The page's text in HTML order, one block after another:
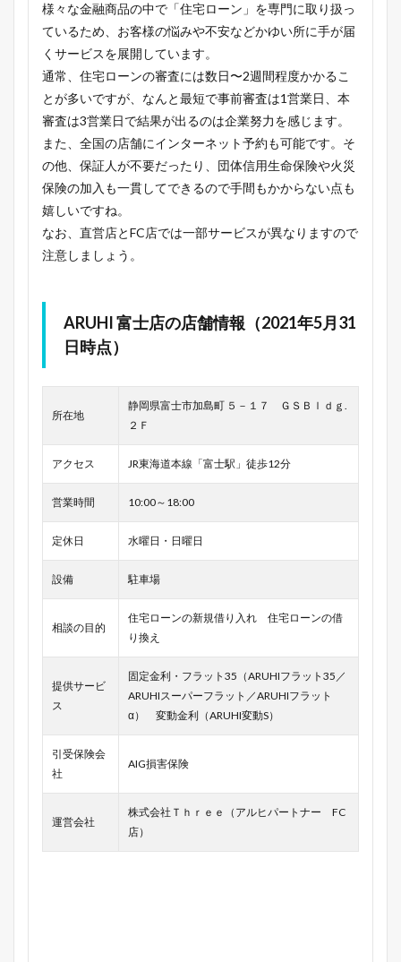
様々な金融商品の中で「住宅ローン」を専門に取り扱っ
ているため、お客様の悩みや不安などかゆい所に手が届
くサービスを展開しています。
通常、住宅ローンの審査には数日〜2週間程度かかるこ
とが多いですが、なんと最短で事前審査は1営業日、本
審査は3営業日で結果が出るのは企業努力を感じます。
また、全国の店舗にインターネット予約も可能です。そ
の他、保証人が不要だったり、団体信用生命保険や火災
保険の加入も一貫してできるので手間もかからない点も
嬉しいですね。
なお、直営店とFC店では一部サービスが異なりますので
注意しましょう。
ARUHI 富士店の店舗情報（2021年5月31
日時点）
所在地
静岡県富士市加島町 ５－１７ ＧＳＢｌｄｇ.
２Ｆ
アクセス JR東海道本線「富士駅」徒歩12分
営業時間 10:00～18:00
定休日 水曜日・日曜日
設備 駐車場
相談の目的
住宅ローンの新規借り入れ 住宅ローンの借
り換え
提供サービ
ス
固定金利・フラット35（ARUHIフラット35／
ARUHIスーパーフラット／ARUHIフラット
α） 変動金利（ARUHI変動S）
引受保険会
社
AIG損害保険
運営会社
株式会社Ｔｈｒｅｅ（アルヒパートナー FC
店）